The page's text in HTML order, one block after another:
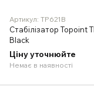
Артикул: TP621B
Стабілізатор Topoint
Black
Ціну уточнюйте
Немає в наявності